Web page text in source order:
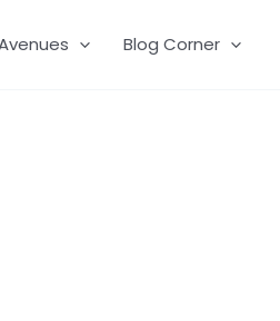
Blog Corner